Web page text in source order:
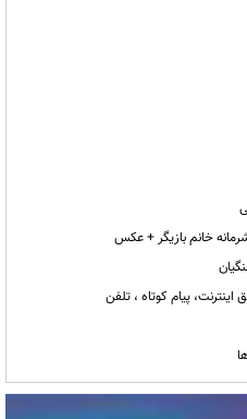
خانم بازیگر + عکس
پیام کوتاه ، تلفن